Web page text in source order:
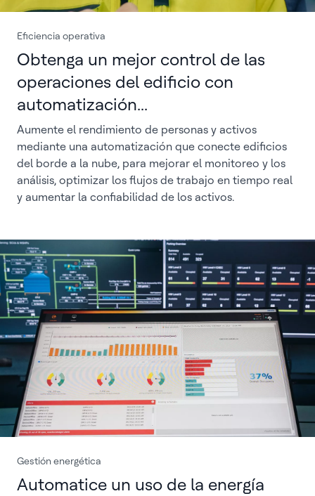
Eficiencia operativa
Obtenga un mejor control de las
operaciones del edificio con
automatización...
Aumente el rendimiento de personas y activos
mediante una automatización que conecte edificios
del borde a la nube, para mejorar el monitoreo y los
análisis, optimizar los flujos de trabajo en tiempo real
y aumentar la confiabilidad de los activos.
Gestión energética
Automatice un uso de la energía